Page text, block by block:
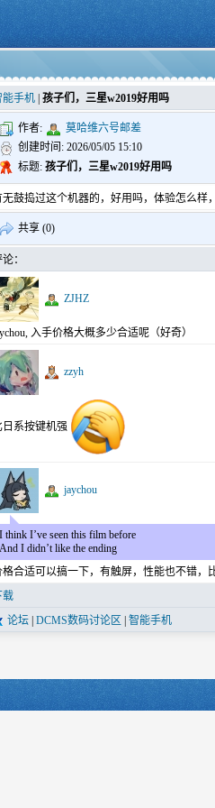
能手机| 孩子们，三星w2019好用吗
作者:
莫哈维六号邮差
创建时间: 2026/05/05 15:10
标题: 孩子们，三星w2019好用吗
无鼓捣过这个机器的，好用吗，体验怎么样
共享 (0)
：
ZJHZ
入手价格大概多少合适呢（好奇）
zzyh
日系按键机强
jaychou
I think I’ve seen this film before
And I didn’t like the ending
格合适可以搞一下，有触屏，性能也不错，
载
论坛| DCMS数码讨论区 智能手机